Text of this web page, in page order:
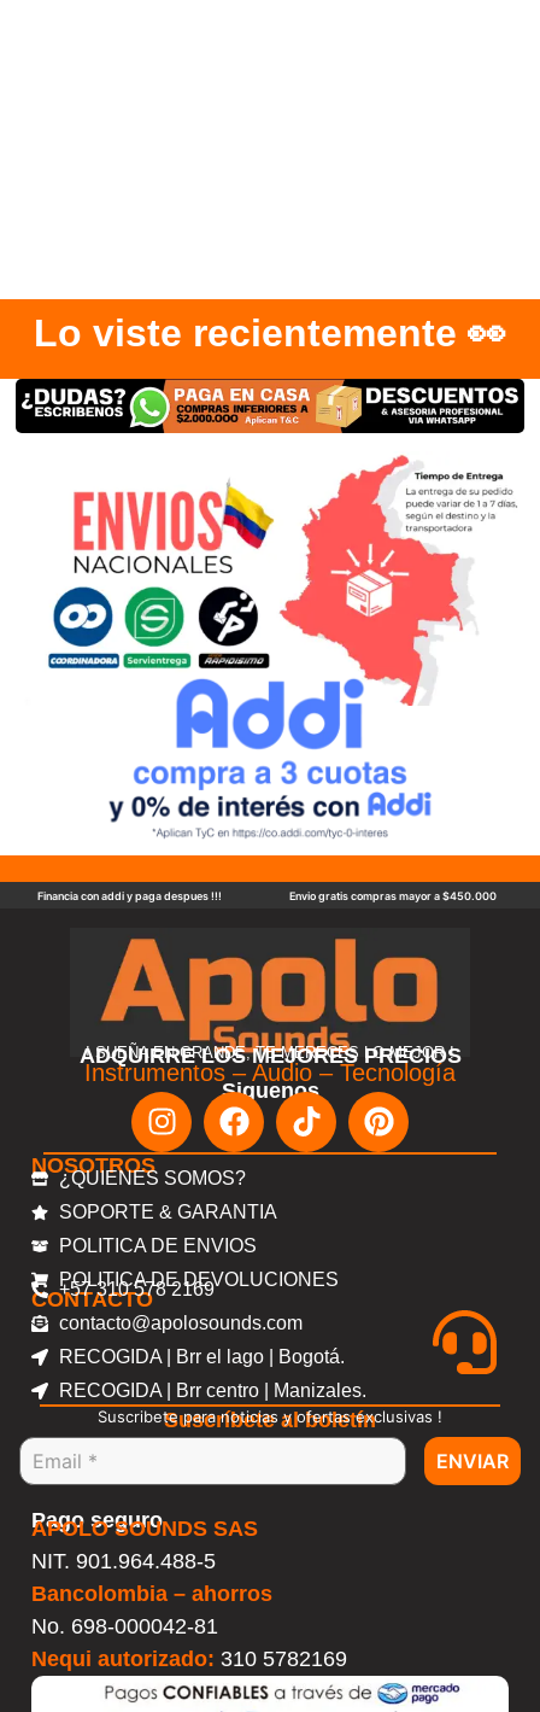
Lo viste recientemente 👀
Financia con addi y paga despues !!! Envio gratis compras mayor a $450.000
ADQUIRRE LOS MEJORES PRECIOS
! SUEÑA EN GRANDE, TE MERECES LO MEJOR !
Instrumentos – Audio – Tecnología
Siguenos
NOSOTROS
¿QUIENES SOMOS?
SOPORTE & GARANTIA
POLITICA DE ENVIOS
POLITICA DE DEVOLUCIONES
CONTACTO
+57 310 578 2169
contacto@apolosounds.com
RECOGIDA | Brr el lago | Bogotá.
RECOGIDA | Brr centro | Manizales.
Suscríbete al boletín
Suscribete para noticias y ofertas exclusivas !
ENVIAR
Pago seguro
APOLO SOUNDS SAS
NIT. 901.964.488-5
Bancolombia – ahorros
No. 698-000042-81
Nequi autorizado: 310 5782169